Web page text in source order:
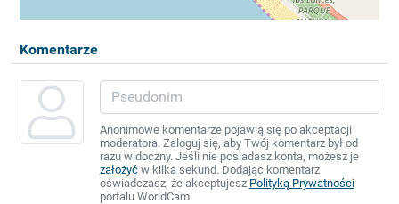
Komentarze
Anonimowe komentarze pojawią się po akceptacji
moderatora. Zaloguj się, aby Twój komentarz był od
razu widoczny. Jeśli nie posiadasz konta, możesz je
założyćw kilka sekund. Dodając komentarz
oświadczasz, że akceptujesz Polityką Prywatności
portalu WorldCam.